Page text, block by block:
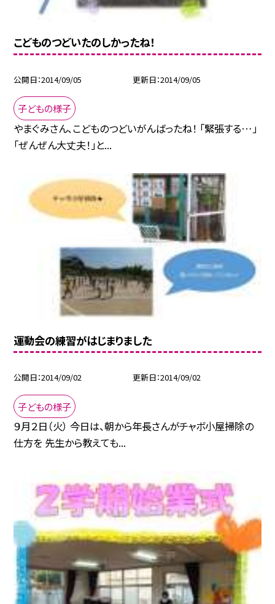
こどものつどいたのしかったね！
公開日 2014/09/05 更新日 2014/09/05
子どもの様子
やまぐみさん、こどものつどいがんばったね！ 「緊張する…」
「ぜんぜん大丈夫！」と...
運動会の練習がはじまりました
公開日 2014/09/02 更新日 2014/09/02
子どもの様子
９月２日（火） 今日は、朝から年長さんがチャボ小屋掃除の
仕方を 先生から教えても...